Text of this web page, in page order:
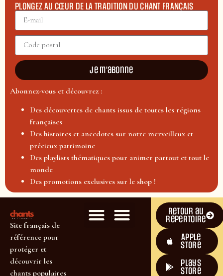
PLONGEZ AU CŒUR DE LA TRADITION DU CHANT FRANÇAIS
Je m'abonne
Abonnez-vous et découvrez :
Des découvertes de chants issus de toutes les régions
françaises
Des histoires et anecdotes sur notre merveilleux et
précieux patrimoine
Des playlists thématiques pour animer partout et tout le
monde
Des promotions exclusives sur le shop !
Site français de
référence pour
protéger et
découvrir les
chants populaires
Retour au
répertoire
Apple
Store
plays
store